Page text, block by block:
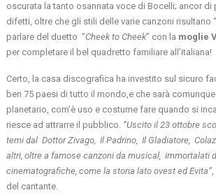
oscurata la tanto osannata voce di Bocelli; ancor di
difetti, oltre che gli stili delle varie canzoni risultano
parlare del duetto “Cheek to Cheek” con la moglie
per completare il bel quadretto familiare all’italiana!
Certo, la casa discografica ha investito sul sicuro
ben 75 paesi di tutto il mondo,e che sarà
planetario, com’è uso e costume fare quando si
riesce ad attrarre il pubblico. “Uscito il 23 ottobre
temi dal Dottor Zivago, Il Padrino, Il Gladiatore,
altri, oltre a famose canzoni da musical, immortalati
cinematografiche, come la storia lato ovest ed Evita”
del cantante.